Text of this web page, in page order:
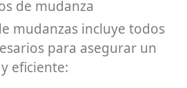
de mudanza
mudanzas incluye todos
para asegurar un
eficiente: